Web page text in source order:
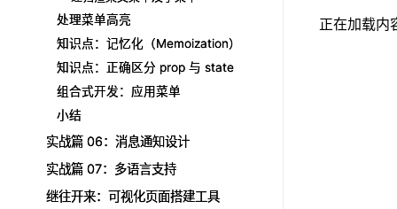
正在加载内
处理菜单高亮
知识点：记忆化（Memoization）
知识点：正确区分 prop 与 state
组合式开发：应用菜单
小结
实战篇 06：消息通知设计
实战篇 07：多语言支持
继往开来：可视化页面搭建工具
处理菜单高亮
知识点：记忆化（Memoization）
知识点：正确区分 prop 与 state
组合式开发：应用菜单
小结
实战篇 06：消息通知设计
实战篇 07：多语言支持
继往开来：可视化页面搭建工具